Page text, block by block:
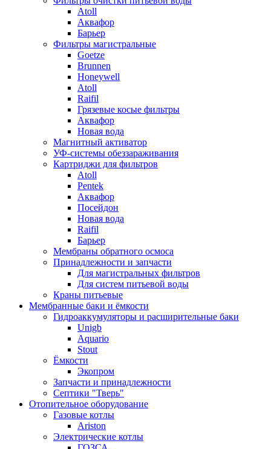
Atoll
Аквафор
Барьер
Фильтры магистральные
Goetze
Brunnen
Honeywell
Atoll
Raifil
Грязевые косые фильтры
Аквафор
Новая вода
Магнитный активатор
УФ-системы обеззараживания
Картриджи для фильтров
Atoll
Pentek
Аквафор
Посейдон
Новая вода
Raifil
Барьер
Мембраны обратного осмоса
Принадлежности и запчасти
Для магистральных фильтров
Для систем питьевой воды
Краны питьевые
Мембранные баки и ёмкости
Гидроаккумуляторы и расширительные баки
Unigb
Aquario
Stout
Ёмкости
Экопром
Запчасти и принадлежности
Септики "Тверь"
Отопительное оборудование
Газовые котлы
Ariston
Электрические котлы